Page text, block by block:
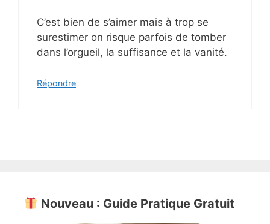
C’est bien de s’aimer mais à trop se
surestimer on risque parfois de tomber
dans l’orgueil, la suffisance et la vanité.
Répondre
Nouveau : Guide Pratique Gratuit